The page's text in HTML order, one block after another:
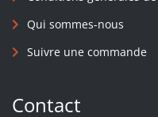
Qui sommes-nous
Suivre une commande
Contact